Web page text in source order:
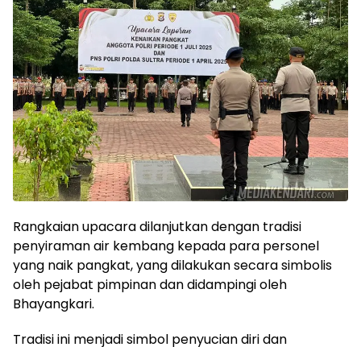
Rangkaian upacara dilanjutkan dengan tradisi
penyiraman air kembang kepada para personel
yang naik pangkat, yang dilakukan secara simbolis
oleh pejabat pimpinan dan didampingi oleh
Bhayangkari.
Tradisi ini menjadi simbol penyucian diri dan